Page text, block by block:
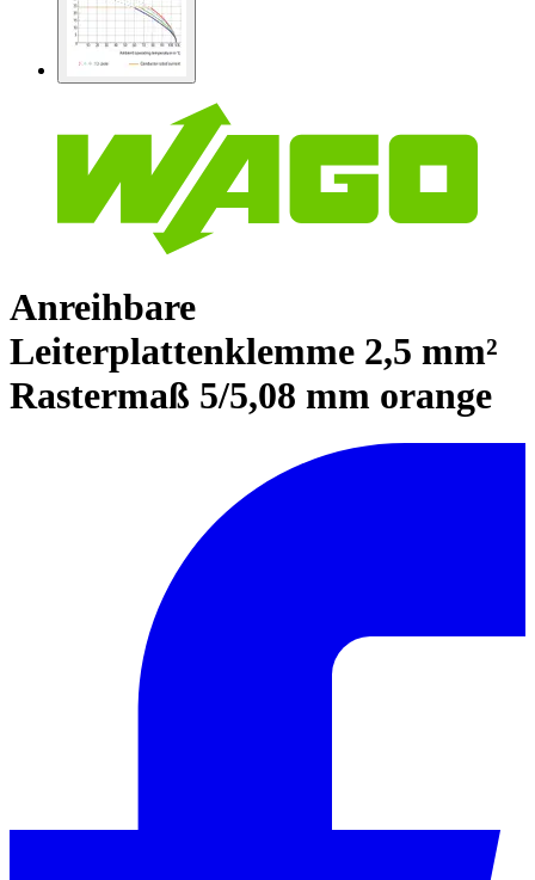
Anreihbare
Leiterplattenklemme 2,5 mm²
Rastermaß 5/5,08 mm orange